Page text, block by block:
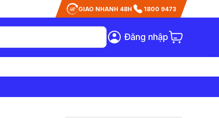
GIAO NHANH 48H 1800 9473
Đăng nhập